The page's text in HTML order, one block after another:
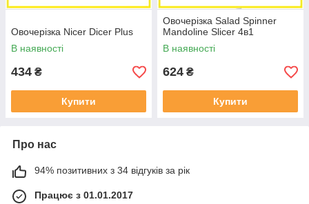
Овочерізка Nicer Dicer Plus
В наявності
434 ₴
Купити
Овочерізка Salad Spinner
Mandoline Slicer 4в1
В наявності
624 ₴
Купити
Про нас
94% позитивних з 34 відгуків за рік
Працює з 01.01.2017